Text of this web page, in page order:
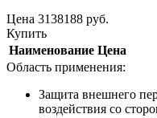
Цена 3138188 руб.
Купить
Наименование Цена
Область применения:
Защита внешнего
воздействия со